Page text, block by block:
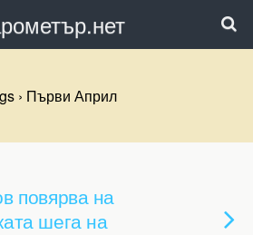
› Първи Април
повярва на
шега на